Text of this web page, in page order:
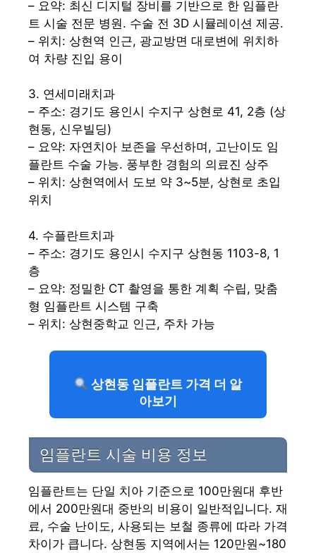
– 요약: 최신 디지털 장비를 기반으로 한 임플란
트 시술 전문 병원. 수술 전 3D 시뮬레이션 제공.
– 위치: 상현역 인근, 광교방면 대로변에 위치하
여 차량 진입 용이
3. 연세미래치과
– 주소: 경기도 용인시 수지구 상현로 41, 2층 (상
현동, 신우빌딩)
– 요약: 자연치아 보존을 우선하며, 고난이도 임
플란트 수술 가능. 풍부한 경험의 의료진 상주
– 위치: 상현역에서 도보 약 3~5분, 상현로 초입
위치
4. 수플란트치과
– 주소: 경기도 용인시 수지구 상현동 1103-8, 1
층
– 요약: 정밀한 CT 촬영을 통한 계획 수립, 맞춤
형 임플란트 시스템 구축
– 위치: 상현중학교 인근, 주차 가능
상현동 임플란트 가격 더 알
아보기
임플란트 시술 비용 정보
임플란트는 단일 치아 기준으로 100만원대 후반
에서 200만원대 중반의 비용이 일반적입니다. 재
료, 수술 난이도, 사용되는 보철 종류에 따라 가격
차이가 큽니다. 상현동 지역에서는 120만원~180